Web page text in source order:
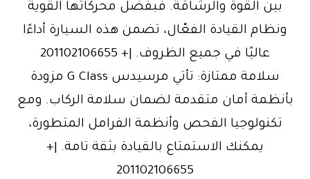
بين القوة والرشاقة. فبفضل محركاتها القوية
ونظام القيادة الفعّال، تضمن هذه السيارة أداءًا
عاليًا في جميع الظروف. |+ 201102106655
سلامة ممتازة: تأتي مرسيدس G Class مزودة
بأنظمة أمان متقدمة لضمان سلامة الركاب. ومع
تكنولوجيا الفحص وأنظمة الفرامل المتطورة،
يمكنك الاستمتاع بالقيادة بثقة تامة. |+
201102106655